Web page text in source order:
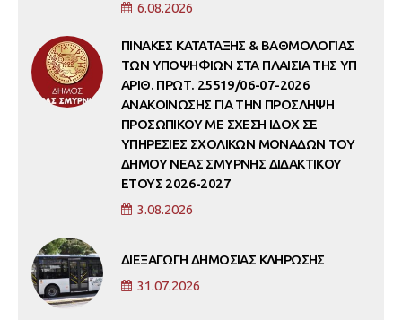
6.08.2026
ΠΙΝΑΚΕΣ ΚΑΤΑΤΑΞΗΣ & ΒΑΘΜΟΛΟΓΙΑΣ
ΤΩΝ ΥΠΟΨΗΦΙΩΝ ΣΤΑ ΠΛΑΙΣΙΑ ΤΗΣ ΥΠ
ΑΡΙΘ. ΠΡΩΤ. 25519/06-07-2026
ΑΝΑΚΟΙΝΩΣΗΣ ΓΙΑ ΤΗΝ ΠΡΟΣΛΗΨΗ
ΠΡΟΣΩΠΙΚΟΥ ΜΕ ΣΧΕΣΗ ΙΔΟΧ ΣΕ
ΥΠΗΡΕΣΙΕΣ ΣΧΟΛΙΚΩΝ ΜΟΝΑΔΩΝ ΤΟΥ
ΔΗΜΟΥ ΝΕΑΣ ΣΜΥΡΝΗΣ ΔΙΔΑΚΤΙΚΟΥ
ΕΤΟΥΣ 2026-2027
3.08.2026
ΔΙΕΞΑΓΩΓΗ ΔΗΜΟΣΙΑΣ ΚΛΗΡΩΣΗΣ
31.07.2026